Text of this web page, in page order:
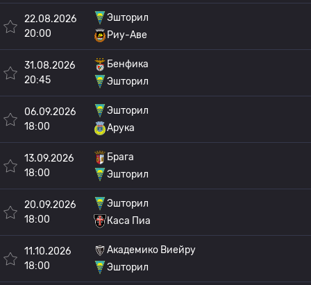
22.08.2026
20:00
Эшторил
Риу-Аве
31.08.2026
20:45
Бенфика
Эшторил
06.09.2026
18:00
Эшторил
Арука
13.09.2026
18:00
Брага
Эшторил
20.09.2026
18:00
Эшторил
Каса Пиа
11.10.2026
18:00
Академико Виейру
Эшторил